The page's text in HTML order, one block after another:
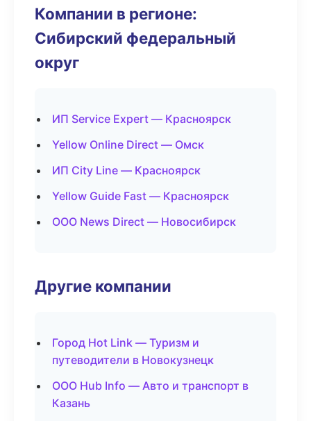
Компании в регионе:
Сибирский федеральный
округ
ИП Service Expert — Красноярск
Yellow Online Direct — Омск
ИП City Line — Красноярск
Yellow Guide Fast — Красноярск
ООО News Direct — Новосибирск
Другие компании
Город Hot Link — Туризм и
путеводители в Новокузнецк
ООО Hub Info — Авто и транспорт в
Казань